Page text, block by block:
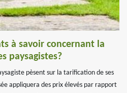
à savoir concernant la
paysagistes?
pèsent sur la tarification de ses
appliquera des prix élevés par rapport